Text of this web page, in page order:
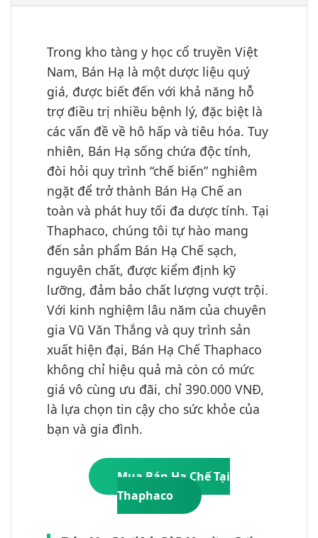
Trong kho tàng y học cổ truyền Việt
Nam, Bán Hạ là một dược liệu quý
giá, được biết đến với khả năng hỗ
trợ điều trị nhiều bệnh lý, đặc biệt là
các vấn đề về hô hấp và tiêu hóa. Tuy
nhiên, Bán Hạ sống chứa độc tính,
đòi hỏi quy trình “chế biến” nghiêm
ngặt để trở thành Bán Hạ Chế an
toàn và phát huy tối đa dược tính. Tại
Thaphaco, chúng tôi tự hào mang
đến sản phẩm Bán Hạ Chế sạch,
nguyên chất, được kiểm định kỹ
lưỡng, đảm bảo chất lượng vượt trội.
Với kinh nghiệm lâu năm của chuyên
gia Vũ Văn Thắng và quy trình sản
xuất hiện đại, Bán Hạ Chế Thaphaco
không chỉ hiệu quả mà còn có mức
giá vô cùng ưu đãi, chỉ 390.000 VNĐ,
là lựa chọn tin cậy cho sức khỏe của
bạn và gia đình.
Mua Bán Hạ Chế Tại
Thaphaco